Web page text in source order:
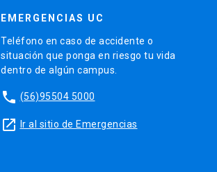
EMERGENCIAS UC
Teléfono en caso de accidente o
situación que ponga en riesgo tu vida
dentro de algún campus.
phone (56)95504 5000
launch Ir al sitio de Emergencias